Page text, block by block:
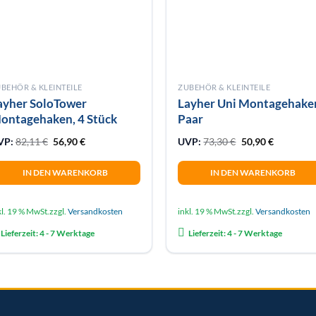
& KLEINTEILE
SoloTower
4 Stück
82,11€ Ursprünglicher Preis war: 82,11 €
56,90€Aktueller Preis ist: 56,90 €.
IN DEN WARENKORB
19 % MwSt. zzgl. Versandkosten
Lieferzeit:4 - 7 Werktage
ZUBEHÖR & KLEINTEILE
Layher Uni
Paar
UVP: 73,30€ Ursprünglicher
50,90€Aktueller
IN DEN WARENKORB
inkl. 19 % MwSt.zzgl.Versandkosten
Lieferzeit:4 - 7 Werktage